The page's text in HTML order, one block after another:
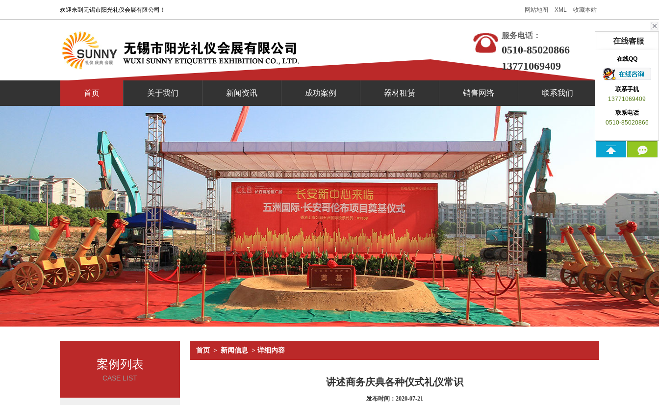
欢迎来到无锡市阳光礼仪会展有限公司！ 网站地图 XML 收藏本站
服务电话：
0510-85020866
13771069409
首页 关于我们 新闻资讯 成功案例 器材租赁 销售网络 联系我们
案例列表
CASE LIST
首页 > 新闻信息 > 详细内容
讲述商务庆典各种仪式礼仪常识
发布时间：2020-07-21
在线QQ
联系手机
13771069409
联系电话
0510-85020866